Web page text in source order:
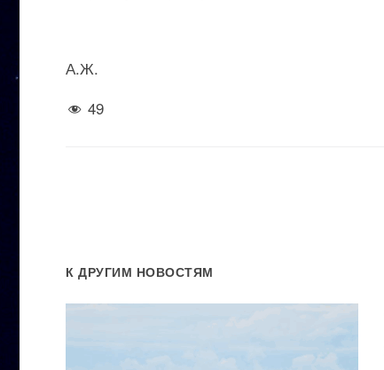
А.Ж.
49
К ДРУГИМ НОВОСТЯМ